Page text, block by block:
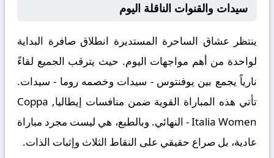
سيدات والقنوات الناقلة اليوم
ينتظر عشاق الساحرة المستديرة انطلاق صافرة البداية
لواحدة من أهم مواجهات اليوم. حيث يترقب الجميع لقاءً
نارياً يجمع بين يوفنتوس - سيدات وخصمهروما - سيدات.
تأتي هذه المباراة القوية ضمن منافسات
إيطاليا, Coppa
Italia Women - النهائي
. وبالطبع، هي ليست مجرد مباراة
عادية، بل صراع حقيقي على النقاط الثلاث وإثبات الذات.